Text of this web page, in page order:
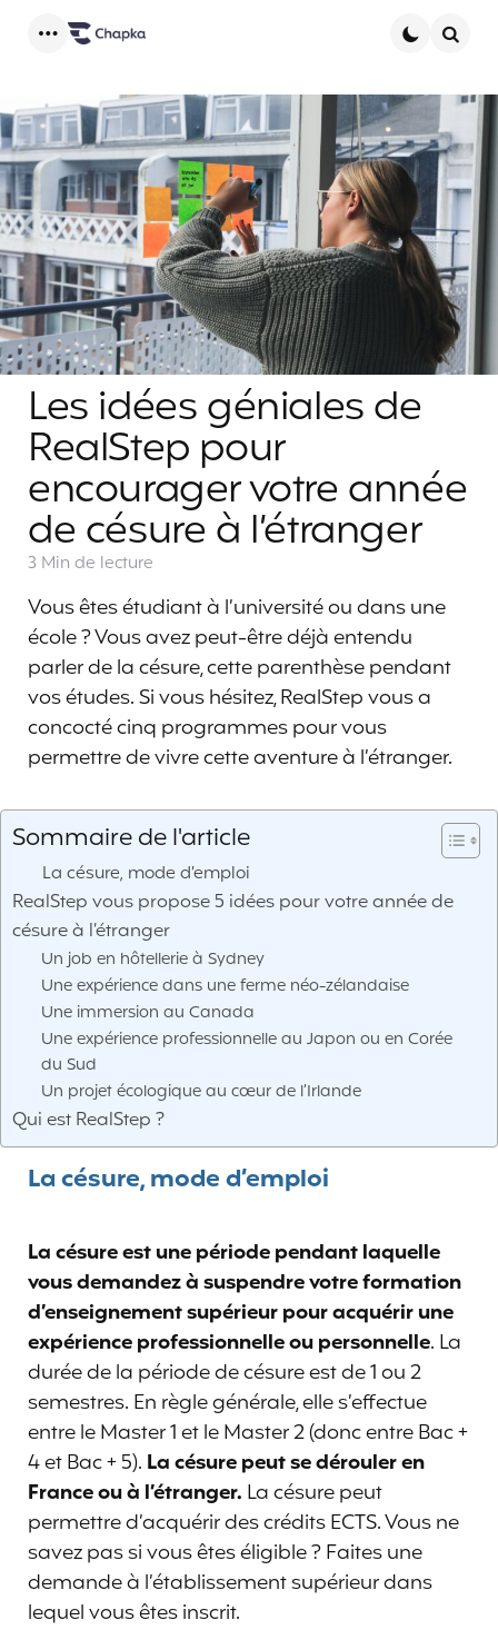
Les idées géniales de
RealStep pour
encourager votre année
de césure à l’étranger
3 Min de lecture
Vous êtes étudiant à l’université ou dans une
école ? Vous avez peut-être déjà entendu
parler de la césure, cette parenthèse pendant
vos études. Si vous hésitez, RealStep vous a
concocté cinq programmes pour vous
permettre de vivre cette aventure à l’étranger.
Sommaire de l'article
La césure, mode d’emploi
RealStep vous propose 5 idées pour votre année de
césure à l’étranger
Un job en hôtellerie à Sydney
Une expérience dans une ferme néo-zélandaise
Une immersion au Canada
Une expérience professionnelle au Japon ou en Corée
du Sud
Un projet écologique au cœur de l’Irlande
Qui est RealStep ?
La césure, mode d’emploi
La césure est une période pendant laquelle
vous demandez à suspendre votre formation
d’enseignement supérieur pour acquérir une
expérience professionnelle ou personnelle. La
durée de la période de césure est de 1 ou 2
semestres. En règle générale, elle s’effectue
entre le Master 1 et le Master 2 (donc entre Bac +
4 et Bac + 5). La césure peut se dérouler en
France ou à l’étranger. La césure peut
permettre d’acquérir des crédits ECTS. Vous ne
savez pas si vous êtes éligible ? Faites une
demande à l’établissement supérieur dans
lequel vous êtes inscrit.